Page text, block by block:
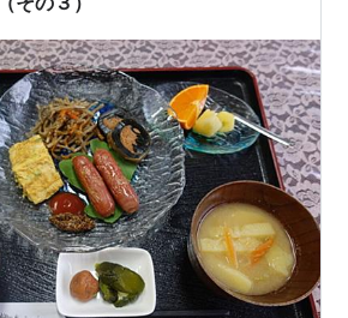
て供用開始。
走路を2,000mに延伸して供用開
OGN
ROYN
08/26